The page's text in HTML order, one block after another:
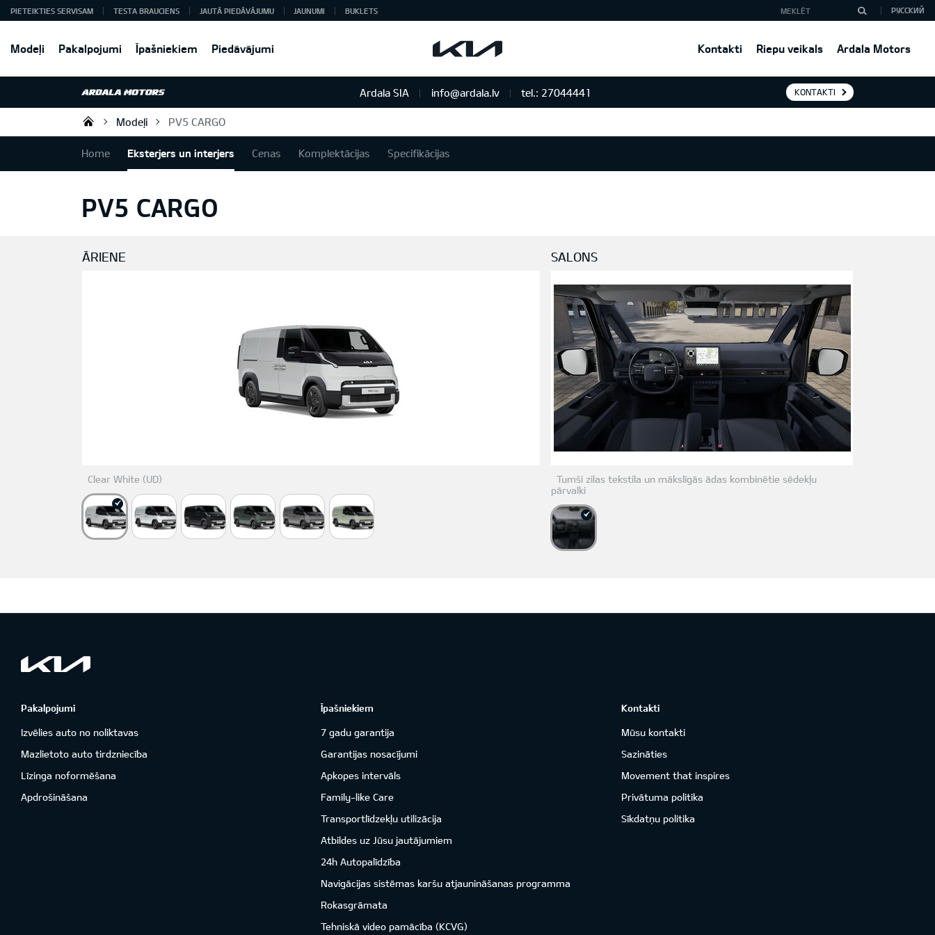
Modeļi Pakalpojumi Īpašniekiem Piedāvājumi Kontakti Riepu veikals Ardala Motors
PIETEIKTIES SERVISAM TESTA BRAUCIENS JAUTĀ PIEDĀVĀJUMU JAUNUMI BUKLETS РУССКИЙ
Ardala SIA info@ardala.lv tel.: 27044441 KONTAKTI
Ardala SIA
Modeļi PV5 CARGO
Home Eksterjers un interjers Cenas Komplektācijas Specifikācijas
PV5 CARGO
ĀRIENE
Clear White (UD)
SALONS
Tumši zilas tekstila un mākslīgās ādas kombinētie sēdekļu
pārvalki
Pakalpojumi
Izvēlies auto no noliktavas
Mazlietoto auto tirdzniecība
Līzinga noformēšana
Apdrošināšana
Īpašniekiem
7 gadu garantija
Garantijas nosacījumi
Apkopes intervāls
Family-like Care
Transportlīdzekļu utilizācija
Atbildes uz Jūsu jautājumiem
24h Autopalīdzība
Navigācijas sistēmas karšu atjaunināšanas programma
Rokasgrāmata
Tehniskā video pamācība (KCVG)
Kontakti
Mūsu kontakti
Sazināties
Movement that inspires
Privātuma politika
Sīkdatņu politika